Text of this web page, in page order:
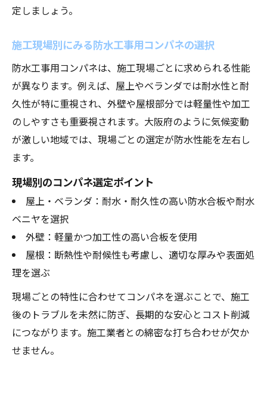
定しましょう。
施工現場別にみる防水工事用コンパネの選択
防水工事用コンパネは、施工現場ごとに求められる性能
が異なります。例えば、屋上やベランダでは耐水性と耐
久性が特に重視され、外壁や屋根部分では軽量性や加工
のしやすさも重要視されます。大阪府のように気候変動
が激しい地域では、現場ごとの選定が防水性能を左右し
ます。
現場別のコンパネ選定ポイント
屋上・ベランダ：耐水・耐久性の高い防水合板や耐水
ベニヤを選択
外壁：軽量かつ加工性の高い合板を使用
屋根：断熱性や耐候性も考慮し、適切な厚みや表面処
理を選ぶ
現場ごとの特性に合わせてコンパネを選ぶことで、施工
後のトラブルを未然に防ぎ、長期的な安心とコスト削減
につながります。施工業者との綿密な打ち合わせが欠か
せません。